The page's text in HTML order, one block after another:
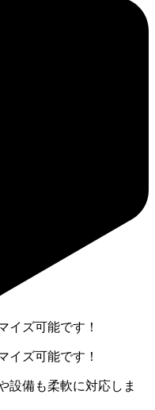
イズ可能です！
イズ可能です！
設備も柔軟に対応しま